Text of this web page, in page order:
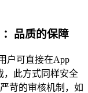
：品质的保障
户可直接在App
，此方式同样安全
苛的审核机制，如